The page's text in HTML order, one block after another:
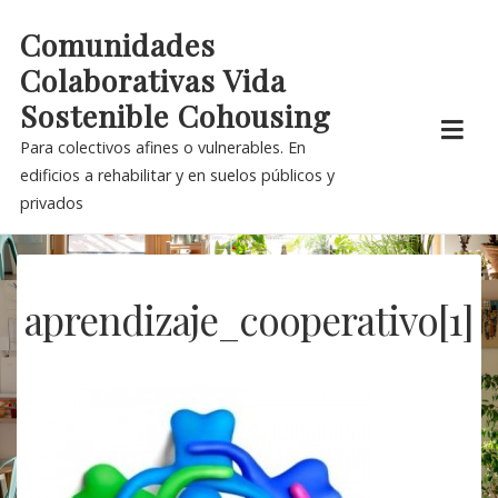
content
Comunidades
Colaborativas Vida
Sostenible Cohousing
Para colectivos afines o vulnerables. En
edificios a rehabilitar y en suelos públicos y
privados
aprendizaje_cooperativo[1]